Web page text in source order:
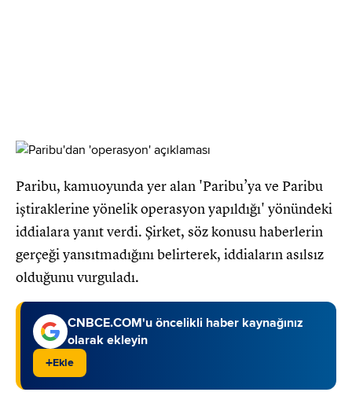
Paribu, kamuoyunda yer alan 'Paribu’ya ve Paribu
iştiraklerine yönelik operasyon yapıldığı' yönündeki
iddialara yanıt verdi. Şirket, söz konusu haberlerin
gerçeği yansıtmadığını belirterek, iddiaların asılsız
olduğunu vurguladı.
CNBCE.COM'u öncelikli haber kaynağınız
olarak ekleyin
+Ekle